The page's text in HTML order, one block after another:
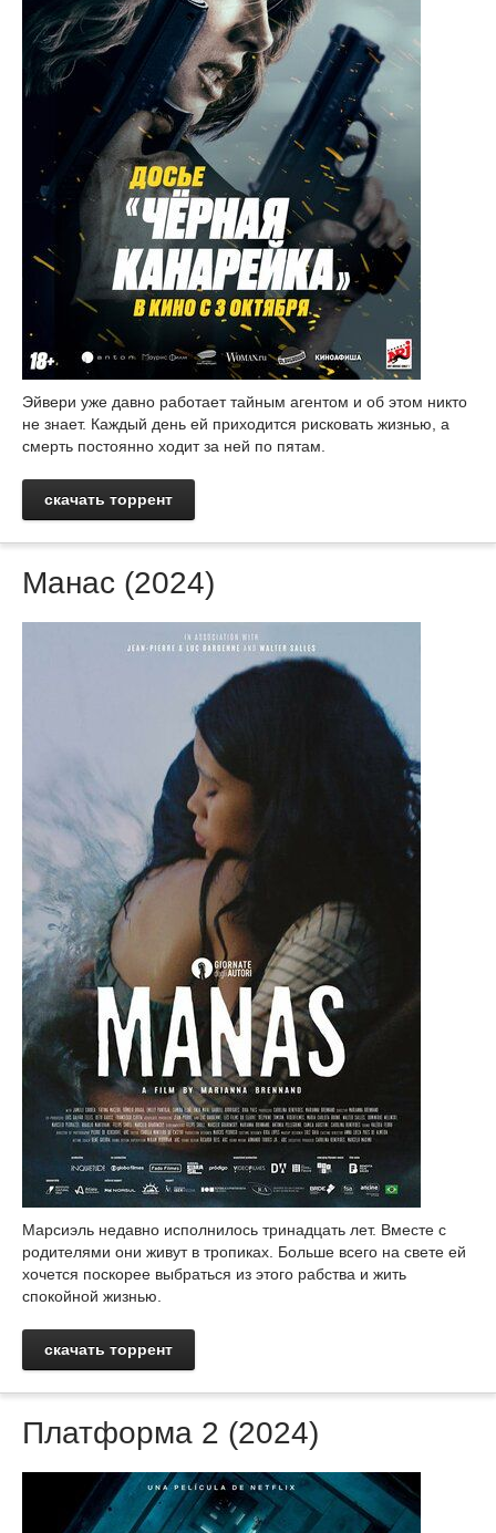
Эйвери уже давно работает тайным агентом и об этом никто
не знает. Каждый день ей приходится рисковать жизнью, а
смерть постоянно ходит за ней по пятам.
скачать торрент
Манас (2024)
Марсиэль недавно исполнилось тринадцать лет. Вместе с
родителями они живут в тропиках. Больше всего на свете ей
хочется поскорее выбраться из этого рабства и жить
спокойной жизнью.
скачать торрент
Платформа 2 (2024)